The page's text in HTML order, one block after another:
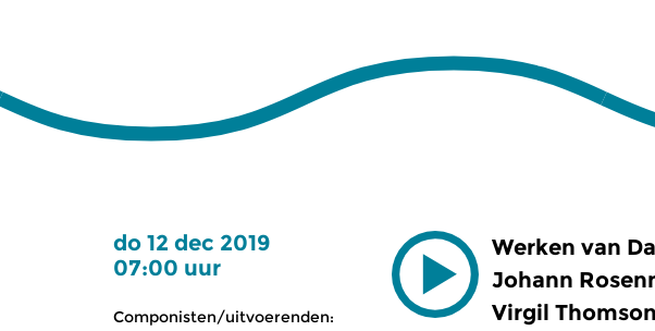
do 12 dec 2019
07:00 uur
Componisten/uitvoerenden:
Werken van
Johann
Virgil